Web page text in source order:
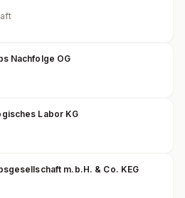
Nachfolge OG
Labor KG
m.b.H. & Co. KEG